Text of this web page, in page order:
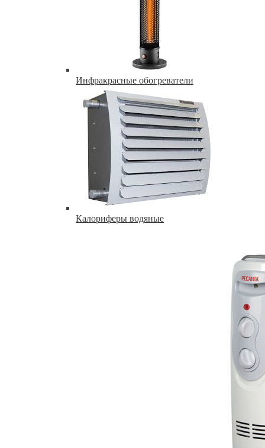
Инфракрасные обогреватели
Калориферы водяные